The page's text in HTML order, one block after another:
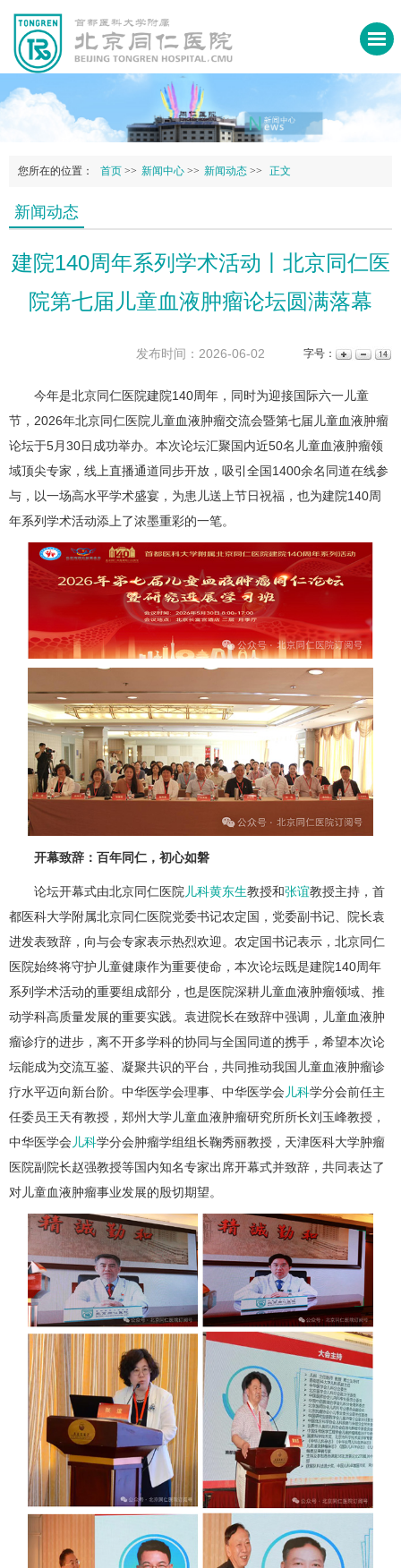
您所在的位置： 首页 >> 新闻中心 >> 新闻动态 >> 正文
新闻动态
建院140周年系列学术活动丨北京同仁医
院第七届儿童血液肿瘤论坛圆满落幕
发布时间：2026-06-02 字号：
今年是北京同仁医院建院140周年，同时为迎接国际六一儿童
节，2026年北京同仁医院儿童血液肿瘤交流会暨第七届儿童血液肿瘤
论坛于5月30日成功举办。本次论坛汇聚国内近50名儿童血液肿瘤领
域顶尖专家，线上直播通道同步开放，吸引全国1400余名同道在线参
与，以一场高水平学术盛宴，为患儿送上节日祝福，也为建院140周
年系列学术活动添上了浓墨重彩的一笔。
开幕致辞：百年同仁，初心如磐
论坛开幕式由北京同仁医院儿科黄东生教授和张谊教授主持，首
都医科大学附属北京同仁医院党委书记农定国，党委副书记、院长袁
进发表致辞，向与会专家表示热烈欢迎。农定国书记表示，北京同仁
医院始终将守护儿童健康作为重要使命，本次论坛既是建院140周年
系列学术活动的重要组成部分，也是医院深耕儿童血液肿瘤领域、推
动学科高质量发展的重要实践。袁进院长在致辞中强调，儿童血液肿
瘤诊疗的进步，离不开多学科的协同与全国同道的携手，希望本次论
坛能成为交流互鉴、凝聚共识的平台，共同推动我国儿童血液肿瘤诊
疗水平迈向新台阶。中华医学会理事、中华医学会儿科学分会前任主
任委员王天有教授，郑州大学儿童血液肿瘤研究所所长刘玉峰教授，
中华医学会儿科学分会肿瘤学组组长鞠秀丽教授，天津医科大学肿瘤
医院副院长赵强教授等国内知名专家出席开幕式并致辞，共同表达了
对儿童血液肿瘤事业发展的殷切期望。